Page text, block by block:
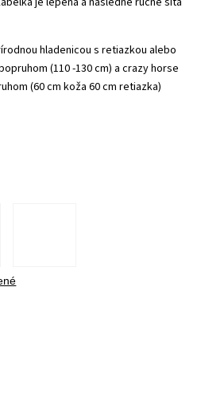
hladenicou s retiazkou alebo
(110 -130 cm) a crazy horse
(60 cm koža 60 cm retiazka)